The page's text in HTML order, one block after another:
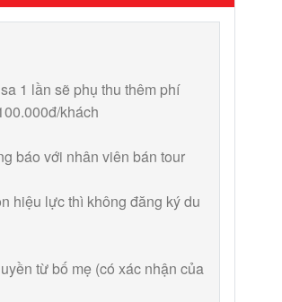
1 lần sẽ phụ thu thêm phí
khách
báo với nhân viên bán tour
hiệu lực thì không đăng ký du
từ bố mẹ (có xác nhận của